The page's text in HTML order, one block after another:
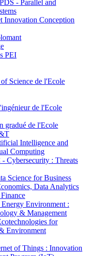
- Parallel and
Innovation Conception
PEI
Science de l'Ecole
de l'Ecole
gradué de l'Ecole
Intelligence and
Computing
Cybersecurity : Threats
Science for Business
Data Analytics
Environment :
& Management
for
Environment
of Things : Innovation